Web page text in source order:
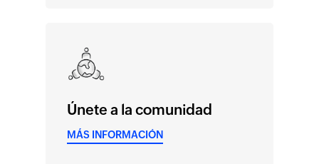
Únete a la comunidad
MÁS INFORMACIÓN